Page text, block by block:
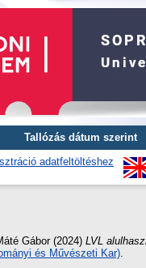
Tallózás dátum szerint
adatfeltöltéshez
Gábor(2024) LVL
és Művészeti Kar)